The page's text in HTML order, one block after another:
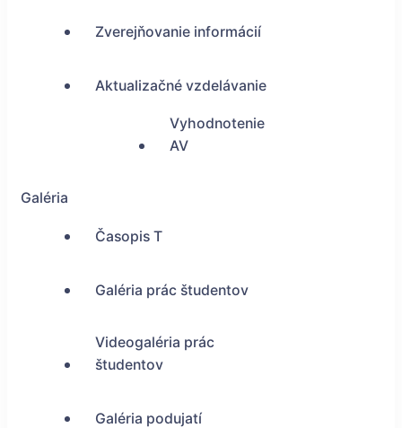
Zverejňovanie informácií
Aktualizačné vzdelávanie
Vyhodnotenie
AV
Galéria
Časopis T
Galéria prác študentov
Videogaléria prác
študentov
Galéria podujatí